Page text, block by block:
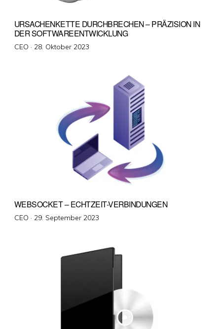
URSACHENKETTE DURCHBRECHEN – PRÄZISION IN
DER SOFTWAREENTWICKLUNG
CEO · Veröffentlicht
28. Oktober 2023
WEBSOCKET – ECHTZEIT-VERBINDUNGEN
CEO · Veröffentlicht
29. September 2023